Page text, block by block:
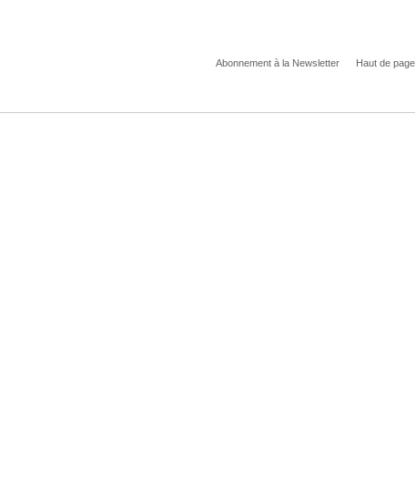
Abonnement à la Newsletter Haut de page